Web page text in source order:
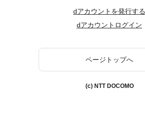
dアカウントを発行する
dアカウントログイン
ページトップへ
(c) NTT DOCOMO